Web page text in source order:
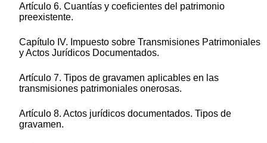
Artículo 6. Cuantías y coeficientes del patrimonio
preexistente.
Capítulo IV. Impuesto sobre Transmisiones Patrimoniales
y Actos Jurídicos Documentados.
Artículo 7. Tipos de gravamen aplicables en las
transmisiones patrimoniales onerosas.
Artículo 8. Actos jurídicos documentados. Tipos de
gravamen.